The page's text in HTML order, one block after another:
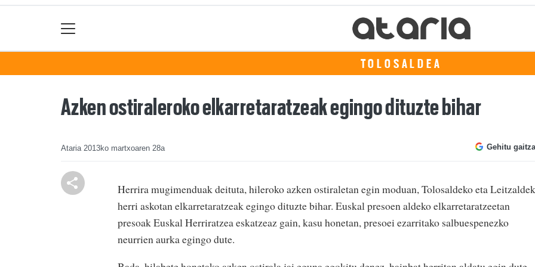
TOLOSALDEA
Azken ostiraleroko elkarretaratzeak egingo dituzte bihar
Ataria 2013ko martxoaren 28a Gehitu
Herrira mugimenduak deituta, hileroko azken ostiraletan egin moduan, Tolosaldeko eta
herri askotan elkarretaratzeak egingo dituzte bihar. Euskal presoen aldeko elkarretaratzeetan
presoak Euskal Herriratzea eskatzeaz gain, kasu honetan, presoei ezarritako salbuespenezko
neurrien aurka egingo dute.